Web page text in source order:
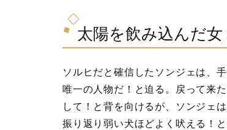
太陽を飲み込んだ
ソルヒだと確信したソンジェは、
唯一の人物だ！と迫る。戻って来
して！と背を向けるが、ソンジェ
振り返り弱い犬ほどよく吠える！